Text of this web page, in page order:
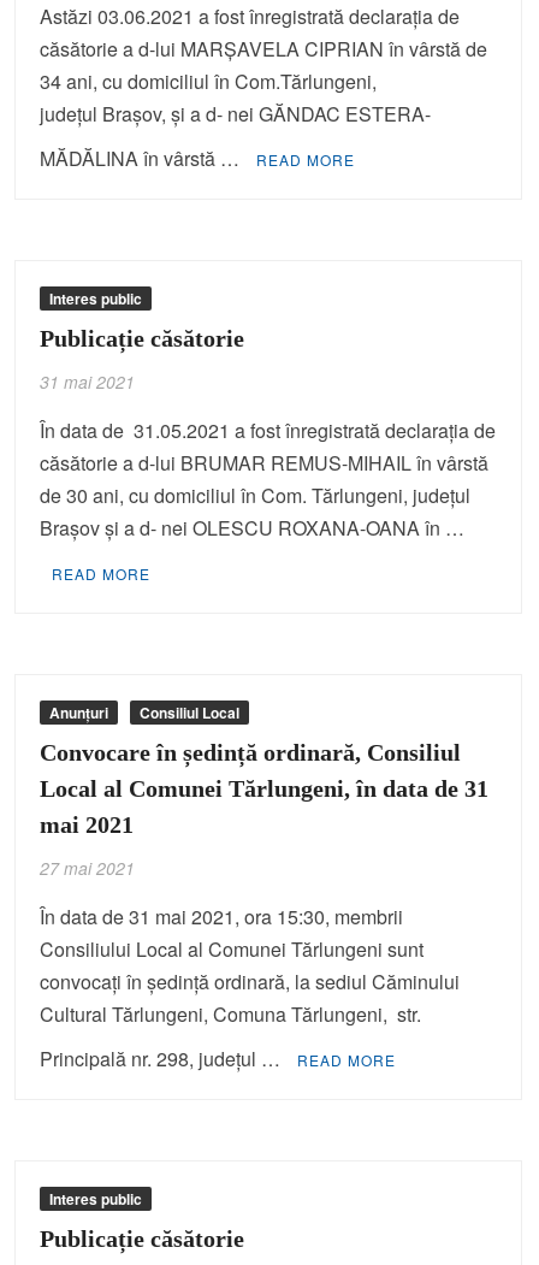
Astăzi 03.06.2021 a fost înregistrată declaraţia de
căsătorie a d-lui MARŞAVELA CIPRIAN în vârstă de
34 ani, cu domiciliul în Com.Tărlungeni,
judeţul Braşov, şi a d- nei GĂNDAC ESTERA-
MĂDĂLINA în vârstă …
READ MORE
Interes public
Publicație căsătorie
31 mai 2021
În data de 31.05.2021 a fost înregistrată declaraţia de
căsătorie a d-lui BRUMAR REMUS-MIHAIL în vârstă
de 30 ani, cu domiciliul în Com. Tărlungeni, judeţul
Braşov şi a d- nei OLESCU ROXANA-OANA în …
READ MORE
Anunțuri Consiliul Local
Convocare în ședință ordinară, Consiliul
Local al Comunei Tărlungeni, în data de 31
mai 2021
27 mai 2021
În data de 31 mai 2021, ora 15:30, membrii
Consiliului Local al Comunei Tărlungeni sunt
convocați în ședință ordinară, la sediul Căminului
Cultural Tărlungeni, Comuna Tărlungeni, str.
Principală nr. 298, județul …
READ MORE
Interes public
Publicație căsătorie